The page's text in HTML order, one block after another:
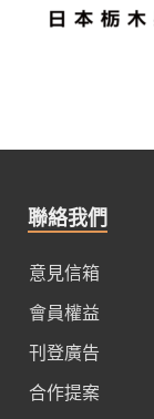
聯絡我們
意見信箱
會員權益
刊登廣告
合作提案